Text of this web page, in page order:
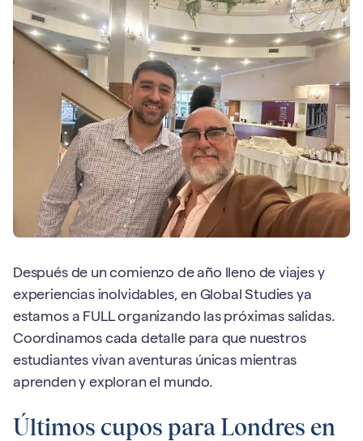
Después de un comienzo de año lleno de viajes y
experiencias inolvidables, en Global Studies ya
estamos a FULL organizando las próximas salidas.
Coordinamos cada detalle para que nuestros
estudiantes vivan aventuras únicas mientras
aprenden y exploran el mundo.
Últimos cupos para Londres en